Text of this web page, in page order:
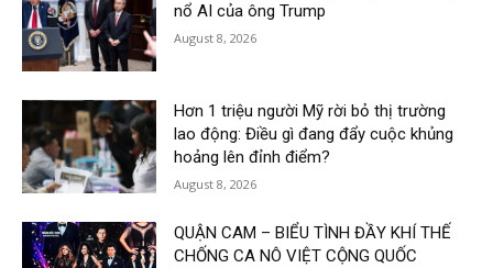
nổ AI của ông Trump
August 8, 2026
Hơn 1 triệu người Mỹ rời bỏ thị trường
lao động: Điều gì đang đẩy cuộc khủng
hoảng lên đỉnh điểm?
August 8, 2026
QUẬN CAM – BIỂU TÌNH ĐẦY KHÍ THẾ
CHỐNG CA NÔ VIỆT CỘNG QUỐC